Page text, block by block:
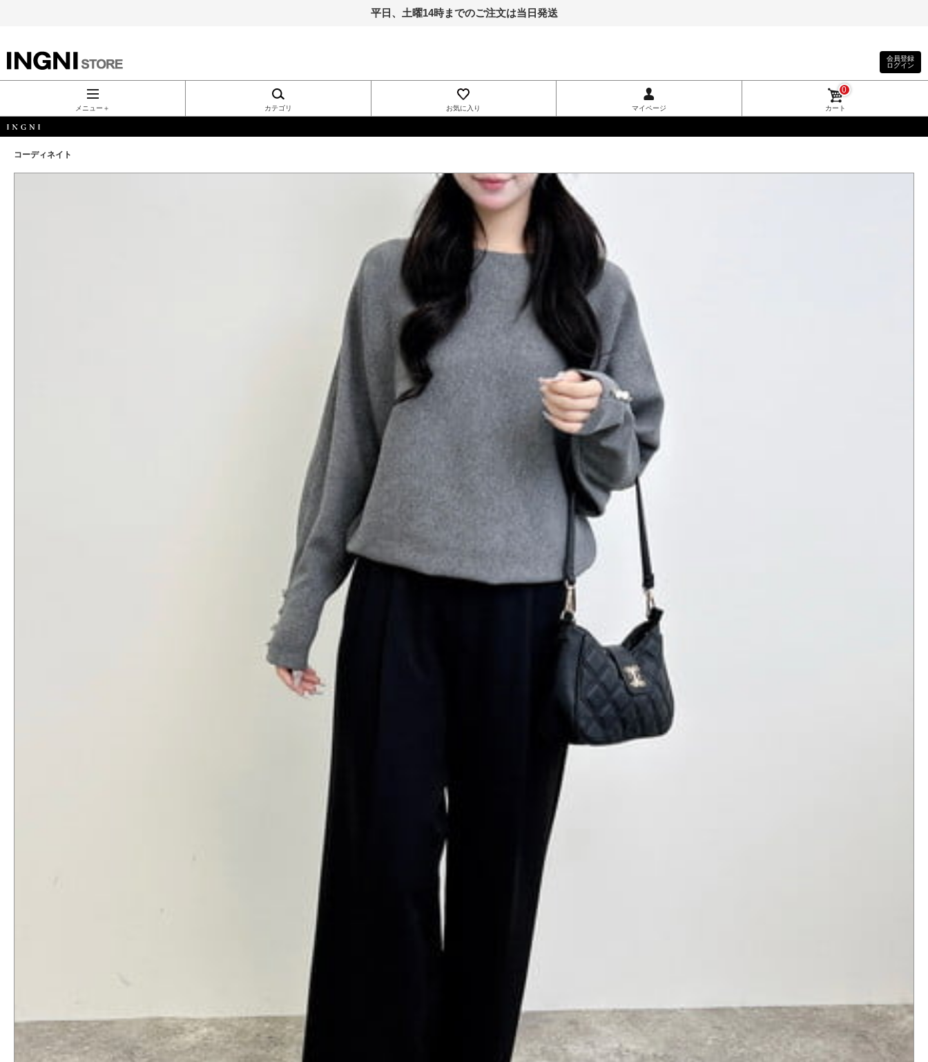
平日、土曜14時までのご注文は当日発送
INGNI（イン
グ）公式通
販｜INGNI
STORE
会員登録
ログイン
メニュー＋ カテゴリ お気に入り マイページ カート
0
コーディネイト